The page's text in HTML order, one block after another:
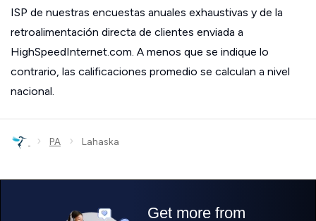
ISP de nuestras encuestas anuales exhaustivas y de la
retroalimentación directa de clientes enviada a
HighSpeedInternet.com. A menos que se indique lo
contrario, las calificaciones promedio se calculan a nivel
nacional.
› PA › Lahaska